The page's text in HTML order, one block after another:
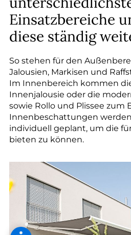
Einsatzbereiche
diese ständig
So stehen für den
Jalousien, Markisen und
Im Innenbereich kommen
Innenjalousie oder die
sowie Rollo und Plissee zum
Innenbeschattungen
individuell geplant, um die
bieten zu können.